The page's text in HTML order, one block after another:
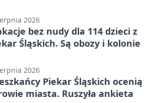
2026
bez nudy dla 114 dzieci z
Śląskich. Są obozy i kolonie
2026
Piekar Śląskich ocenią
miasta. Ruszyła ankieta